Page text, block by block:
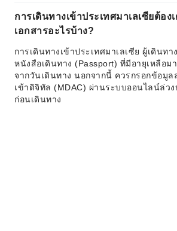
การเดินทางเข้าประเทศมาเลเซียต้อง
เอกสารอะไรบ้าง?
การเดินทางเข้าประเทศมาเลเซีย ผู้เดินทา
หนังสือเดินทาง (Passport) ที่มีอายุเหลือม
จากวันเดินทาง นอกจากนี้ ควรกรอกข้อมูล
เข้าดิจิทัล (MDAC) ผ่านระบบออนไลน์ล่ว
ก่อนเดินทาง